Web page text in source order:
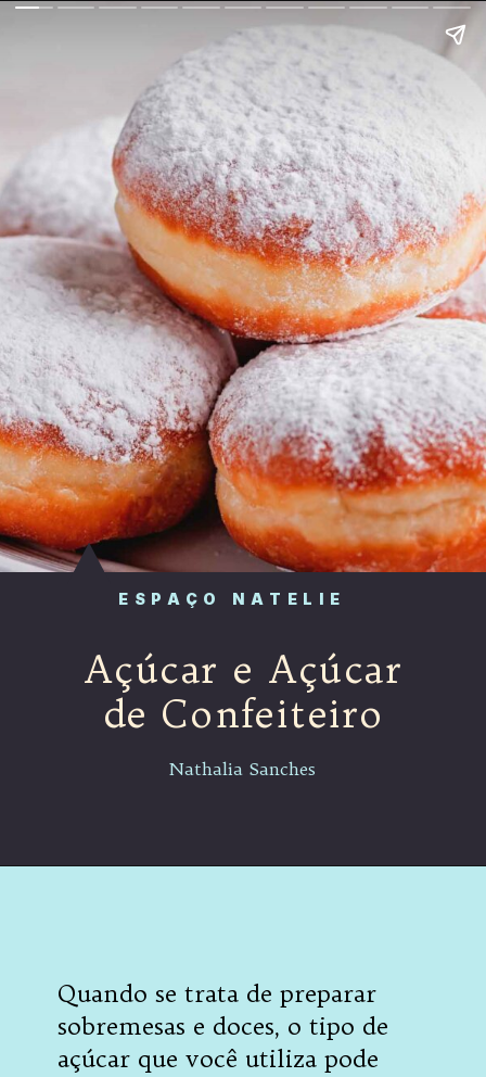
ESPAÇO NATELIE
Açúcar e Açúcar
de Confeiteiro
Nathalia Sanches
Quando se trata de preparar
sobremesas e doces, o tipo de
açúcar que você utiliza pode